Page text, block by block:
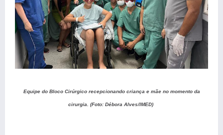
Equipe do Bloco Cirúrgico recepcionando criança e mãe no momento da
cirurgia. (Foto: Débora Alves/IMED)